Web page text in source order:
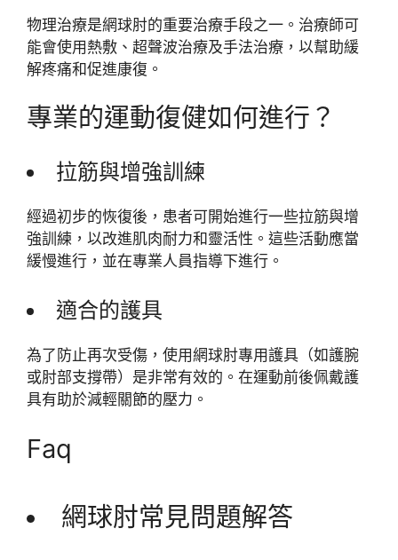
物理治療是網球肘的重要治療手段之一。治療師可
能會使用熱敷、超聲波治療及手法治療，以幫助緩
解疼痛和促進康復。
專業的運動復健如何進行？
拉筋與增強訓練
經過初步的恢復後，患者可開始進行一些拉筋與增
強訓練，以改進肌肉耐力和靈活性。這些活動應當
緩慢進行，並在專業人員指導下進行。
適合的護具
為了防止再次受傷，使用網球肘專用護具（如護腕
或肘部支撐帶）是非常有效的。在運動前後佩戴護
具有助於減輕關節的壓力。
Faq
網球肘常見問題解答